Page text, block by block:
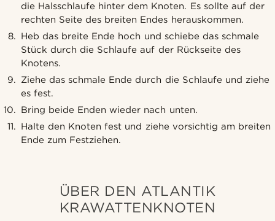
die Halsschlaufe hinter dem Knoten. Es sollte auf der
rechten Seite des breiten Endes herauskommen.
Heb das breite Ende hoch und schiebe das schmale
Stück durch die Schlaufe auf der Rückseite des
Knotens.
Ziehe das schmale Ende durch die Schlaufe und ziehe
es fest.
Bring beide Enden wieder nach unten.
Halte den Knoten fest und ziehe vorsichtig am breiten
Ende zum Festziehen.
ÜBER DEN ATLANTIK
KRAWATTENKNOTEN